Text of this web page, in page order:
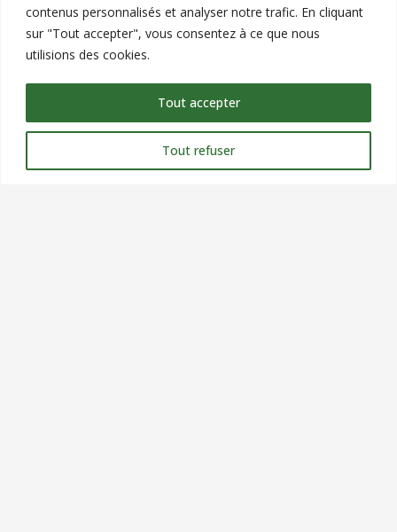
contenus personnalisés et analyser notre trafic. En cliquant
sur "Tout accepter", vous consentez à ce que nous
utilisions des cookies.
Tout refuser
Tout accepter